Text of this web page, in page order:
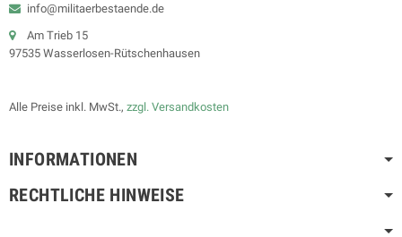
info@militaerbestaende.de
Am Trieb 15
97535 Wasserlosen-Rütschenhausen
Alle Preise inkl. MwSt., zzgl. Versandkosten
INFORMATIONEN
RECHTLICHE HINWEISE